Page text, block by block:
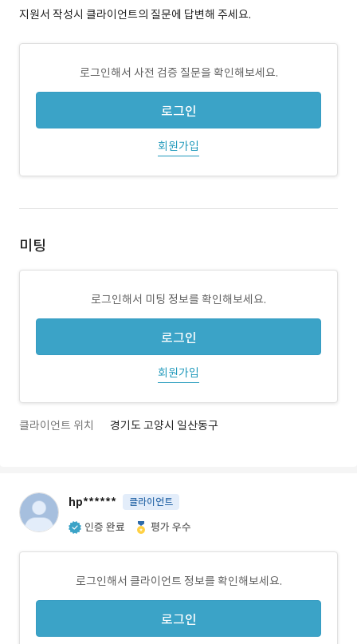
지원서 작성시 클라이언트의 질문에 답변해 주세요.
로그인해서 사전 검증 질문을 확인해보세요.
로그인
회원가입
미팅
로그인해서 미팅 정보를 확인해보세요.
로그인
회원가입
클라이언트 위치 경기도 고양시 일산동구
hp****** 클라이언트
인증 완료 평가 우수
로그인해서 클라이언트 정보를 확인해보세요.
로그인